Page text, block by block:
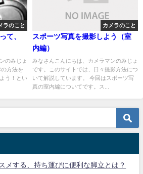
ラのこと
て、
のみじょ
方法を
う！とい
カメラのこと
スポーツ写真を撮影しよう（室
内編）
みなさんこんにちは、カメラマンのみじょ
です。このサイトでは、日々撮影方法につ
いて解説しています。 今回はスポーツ写
真の室内編についてです。ス...
メする、持ち運びに便利な脚立とは？